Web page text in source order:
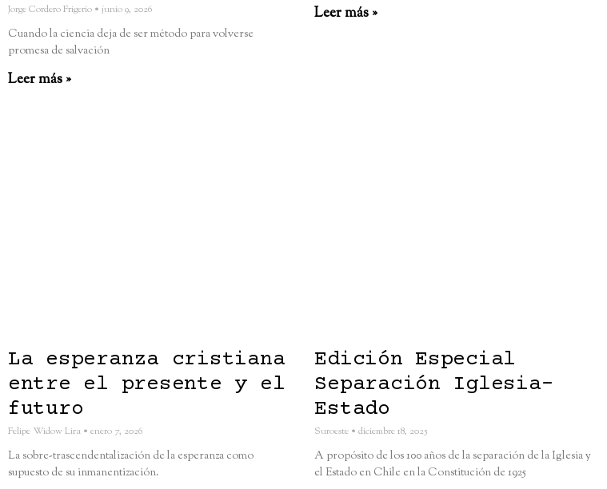
Jorge Cordero Frigerio junio 9, 2026
Cuando la ciencia deja de ser método para volverse
promesa de salvación
Leer más »
Leer más »
La esperanza cristiana
entre el presente y el
futuro
Felipe Widow Lira enero 7, 2026
La sobre-trascendentalización de la esperanza como
supuesto de su inmanentización.
Edición Especial
Separación Iglesia-
Estado
Suroeste diciembre 18, 2025
A propósito de los 100 años de la separación de la Iglesia y
el Estado en Chile en la Constitución de 1925